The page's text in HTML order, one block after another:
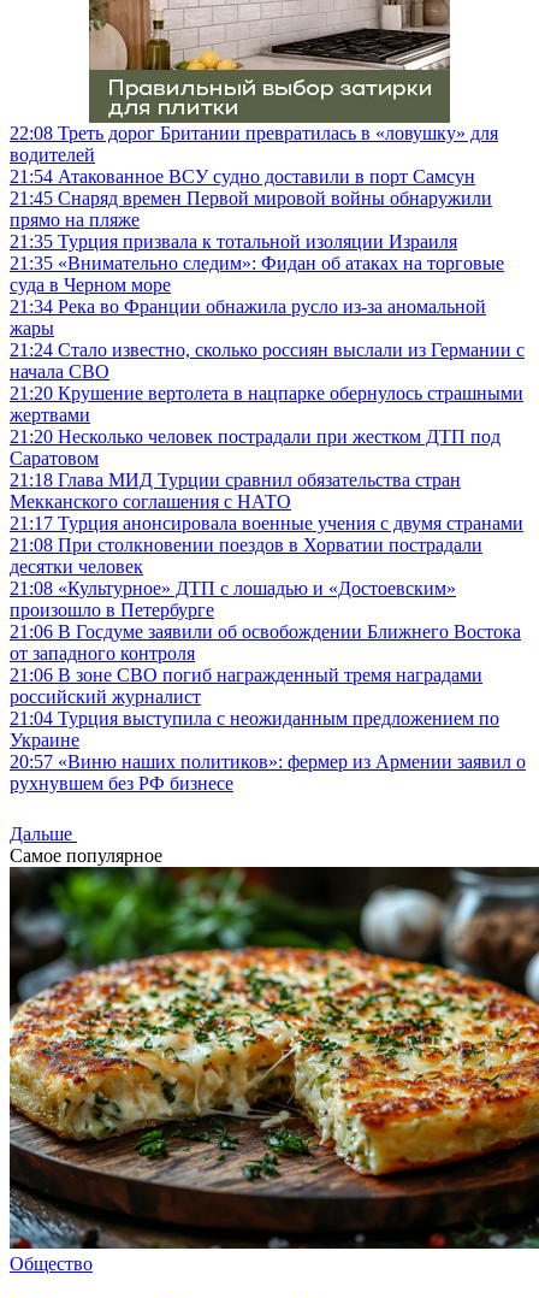
22:08 Треть дорог Британии превратилась в «ловушку» для
водителей
21:54 Атакованное ВСУ судно доставили в порт Самсун
21:45 Снаряд времен Первой мировой войны обнаружили
прямо на пляже
21:35 Турция призвала к тотальной изоляции Израиля
21:35 «Внимательно следим»: Фидан об атаках на торговые
суда в Черном море
21:34 Река во Франции обнажила русло из-за аномальной
жары
21:24 Стало известно, сколько россиян выслали из Германии с
начала СВО
21:20 Крушение вертолета в нацпарке обернулось страшными
жертвами
21:20 Несколько человек пострадали при жестком ДТП под
Саратовом
21:18 Глава МИД Турции сравнил обязательства стран
Мекканского соглашения с НАТО
21:17 Турция анонсировала военные учения с двумя странами
21:08 При столкновении поездов в Хорватии пострадали
десятки человек
21:08 «Культурное» ДТП с лошадью и «Достоевским»
произошло в Петербурге
21:06 В Госдуме заявили об освобождении Ближнего Востока
от западного контроля
21:06 В зоне СВО погиб награжденный тремя наградами
российский журналист
21:04 Турция выступила с неожиданным предложением по
Украине
20:57 «Виню наших политиков»: фермер из Армении заявил о
рухнувшем без РФ бизнесе
Дальше
Самое популярное
Общество